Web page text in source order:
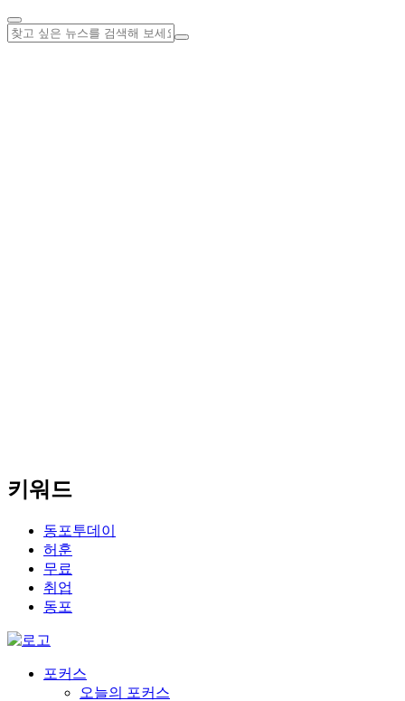
키워드
동포투데이
허훈
무료
취업
동포
포커스
오늘의 포커스